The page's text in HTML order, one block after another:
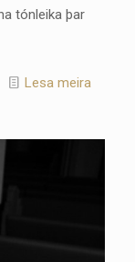
tónleika þar
Lesa meira